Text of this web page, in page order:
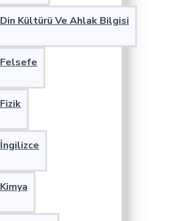
Din Kültürü Ve Ahlak Bilgisi
Felsefe
Fizik
İngilizce
Kimya